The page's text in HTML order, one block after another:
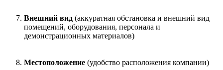
Внешний вид (аккуратная обстановка и внешний вид
помещений, оборудования, персонала и
демонстрационных материалов)
Местоположение (удобство расположения компании)